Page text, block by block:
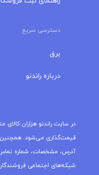
دسترسی سریع
برق
درباره‌ راندنو
در سایت راندنو هزاران
قیمت‌گذاری می‌شود. همچنین
آدرس، مشخصات، شماره
شبکه‌های اجتماعی